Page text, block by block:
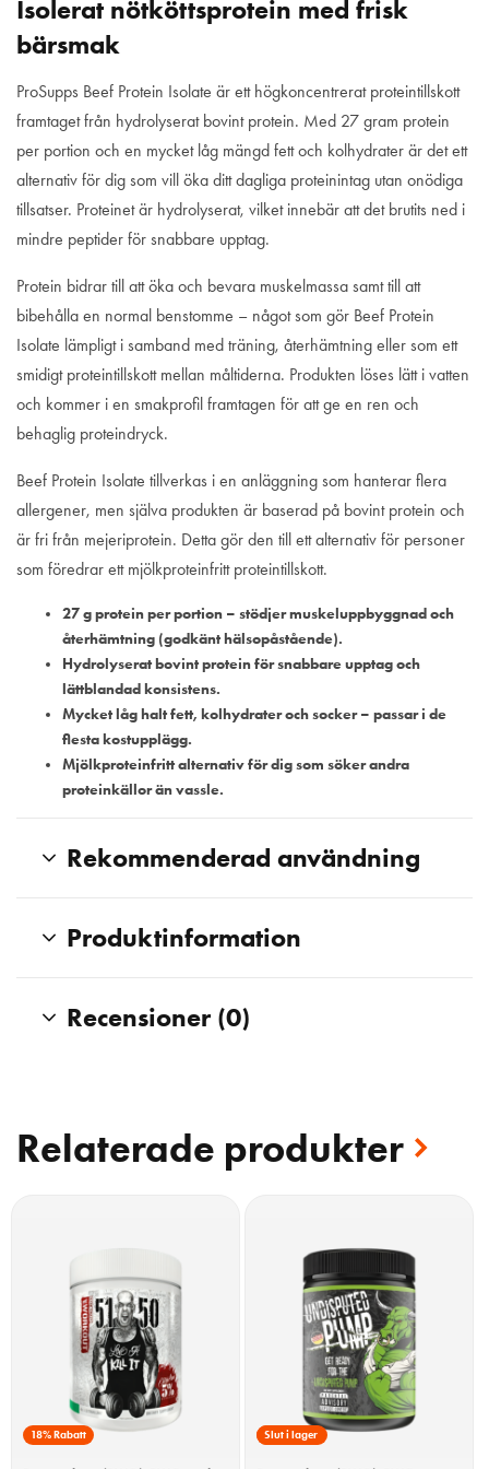
Isolerat nötköttsprotein med frisk
bärsmak
ProSupps Beef Protein Isolate är ett högkoncentrerat proteintillskott
framtaget från hydrolyserat bovint protein. Med 27 gram protein
per portion och en mycket låg mängd fett och kolhydrater är det ett
alternativ för dig som vill öka ditt dagliga proteinintag utan onödiga
tillsatser. Proteinet är hydrolyserat, vilket innebär att det brutits ned i
mindre peptider för snabbare upptag.
Protein bidrar till attöka och bevara muskelmassa samt till att
bibehålla en normal benstomme – något som gör Beef Protein
Isolate lämpligt i samband med träning, återhämtning eller som ett
smidigt proteintillskott mellan måltiderna. Produkten löses lätt i vatten
och kommer i en smakprofil framtagen för att ge en ren och
behaglig proteindryck.
Beef Protein Isolate tillverkas i en anläggning som hanterar flera
allergener, men själva produkten är baserad på bovint protein och
är fri från mejeriprotein. Detta gör den till ett alternativ för personer
som föredrar ett mjölkprotein­fritt proteintillskott.
27 g protein per portion – stödjer muskeluppbyggnad och
återhämtning (godkänt hälsopåstående).
Hydrolyserat bovint proteinför snabbare upptag och
lättblandad konsistens.
Mycket låg halt fett, kolhydrater och socker– passar i de
flesta kostupplägg.
Mjölkproteinfritt alternativför dig som söker andra
proteinkällor än vassle.
Rekommenderad användning
Produktinformation
Recensioner (0)
Relaterade produkter
18% Rabatt 12% Rabatt
Slut i lager